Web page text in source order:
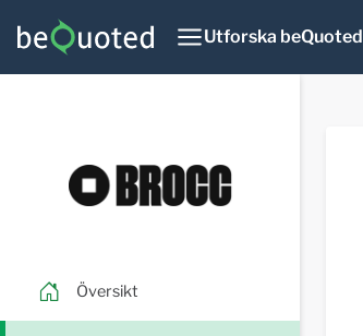
Utforska beQuoted
Översikt